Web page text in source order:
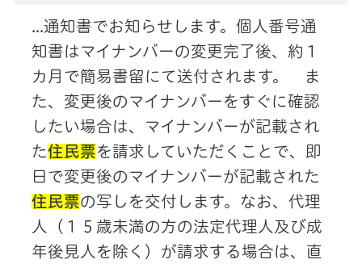
...通知書でお知らせします。個人番号通
知書はマイナンバーの変更完了後、約１
カ月で簡易書留にて送付されます。 ま
た、変更後のマイナンバーをすぐに確認
したい場合は、マイナンバーが記載され
た住民票を請求していただくことで、即
日で変更後のマイナンバーが記載された
住民票の写しを交付します。なお、代理
人（１５歳未満の方の法定代理人及び成
年後見人を除く）が請求する場合は、直